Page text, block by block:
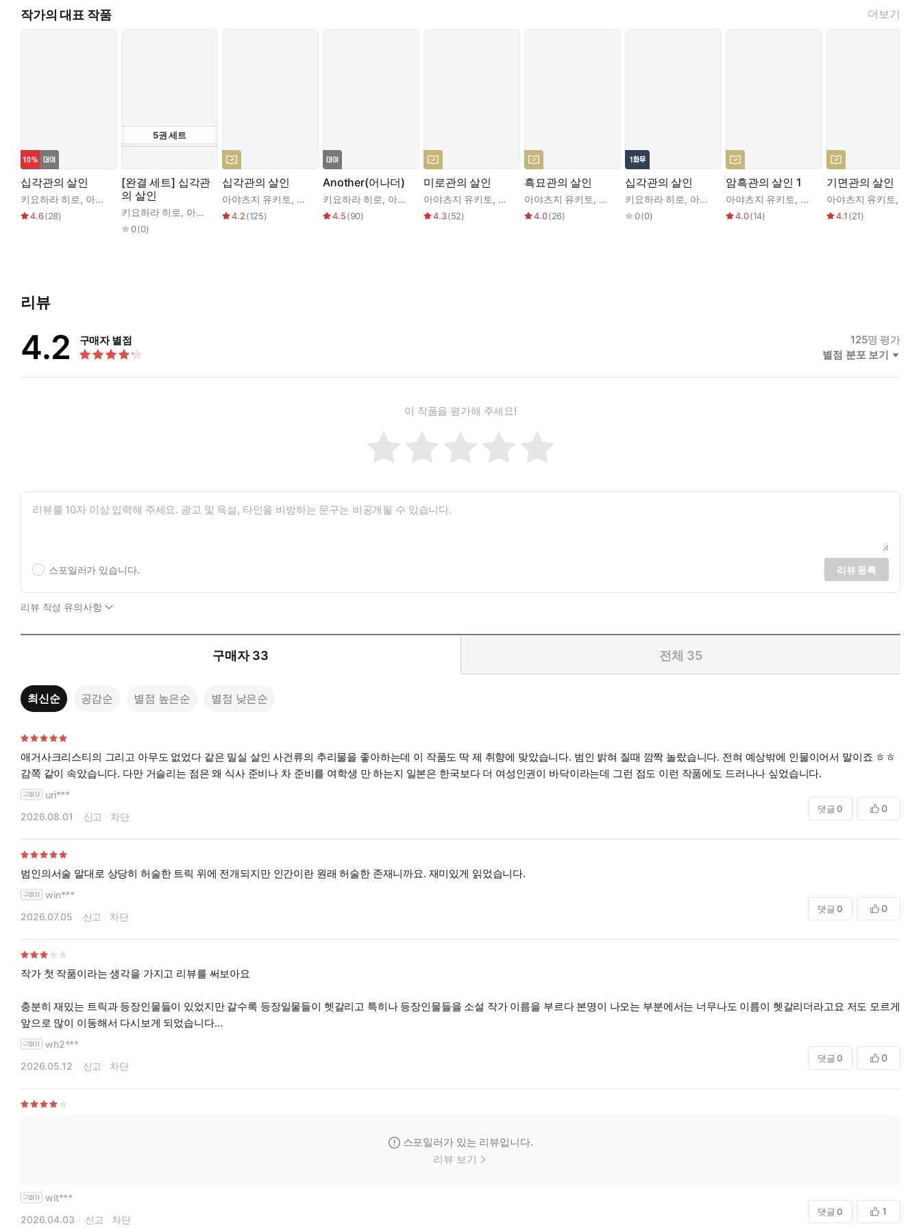
작가의 대표 작품 더보기
십각관의 살인
키요하라 히로, 아야츠지 유키토
4.6(28)
5권세트
[완결 세트] 십각관
의 살인
키요하라 히로, 아야츠지 유키토
0(0)
십각관의 살인
아야츠지 유키토, 양억관
4.2(125)
Another(어나더)
키요하라 히로, 아야츠지 유키토
4.5(90)
미로관의 살인
아야츠지 유키토, 권일영
4.3(52)
흑묘관의 살인
아야츠지 유키토, 김은모
4.0(26)
십각관의 살인
키요하라 히로, 아야츠지 유키토
0(0)
암흑관의 살인 1
아야츠지 유키토, 권일영
4.0(14)
기면관의 살인
아야츠지 유키토,
4.1(21)
리뷰
4.2 구매자 별점 125명 평가
별점 분포 보기
이 작품을 평가해 주세요!
스포일러가 있습니다. 리뷰 등록
리뷰 작성 유의사항
구매자 33 전체 35
최신순 공감순 별점 높은순 별점 낮은순
애거사크리스티의 그리고 아무도 없었다 같은 밀실 살인 사건류의 추리물을 좋아하는데 이 작품도 딱 제 취향에 맞았습니다. 범인 밝혀 질때 깜짝 놀랐습니다. 전혀 예상밖에 인물이어서 말이죠 ㅎㅎ
감쪽 같이 속았습니다. 다만 거슬리는 점은 왜 식사 준비나 차 준비를 여학생 만 하는지 일본은 한국보다 더 여성인권이 바닥이라는데 그런 점도 이런 작품에도 드러나나 싶었습니다.
uri***
2026.08.01
신고 차단
댓글 0 0
범인의서술 말대로 상당히 허술한 트릭 위에 전개되지만 인간이란 원래 허술한 존재니까요. 재미있게 읽었습니다.
win***
2026.07.05
신고 차단
댓글 0 0
작가 첫 작품이라는 생각을 가지고 리뷰를 써보아요
충분히 재밌는 트릭과 등장인물들이 있었지만 갈수록 등장일물들이 헷갈리고 특히나 등장인물들을 소설 작가 이름을 부르다 본명이 나오는 부분에서는 너무나도 이름이 헷갈리더라고요 저도 모르게
앞으로 많이 이동해서 다시보게 되었습니다
좀 엉성한트릭도 몇있었고 결국 계속적으로 나오는 동기에 부실함과 끝끝내 안나온 몇가지 궁금증이 생기는건 어쩔수가없네요 그럼에도 첫 작품이고 신선한 내용이라 즐겁게 보았습니다
wh2***
2026.05.12
신고 차단
댓글 0 0
스포일러가 있는 리뷰입니다.
리뷰 보기
wit***
2026.04.03
신고 차단
댓글 0 1